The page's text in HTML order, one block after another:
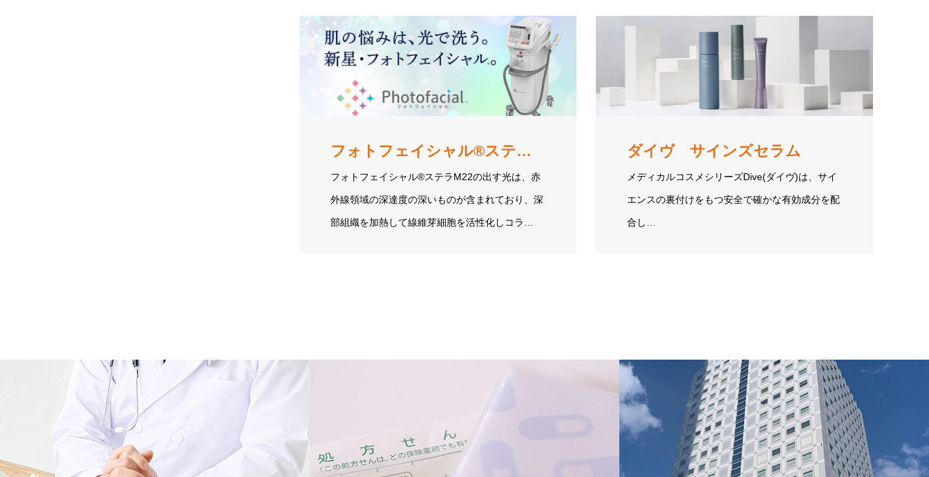
フォトフェイシャル®ステラM22
フォトフェイシャル®ステラM22の出す光は、赤
外線領域の深達度の深いものが含まれており、深
部組織を加熱して線維芽細胞を活性化しコラ…
ダイヴ サインズセラム
メディカルコスメシリーズDive(ダイヴ)は、サイ
エンスの裏付けをもつ安全で確かな有効成分を配
合し…